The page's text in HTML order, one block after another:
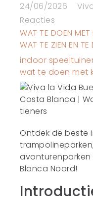
24/06/2026
Reacties
WAT TE DOEN MET
WAT TE ZIEN EN TE
indoor
wat te doen met
Ontdek de beste
Blanca Noord!